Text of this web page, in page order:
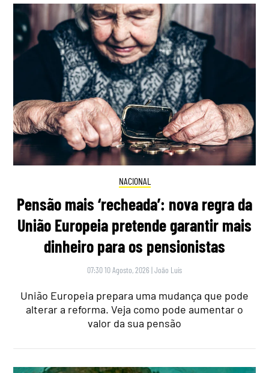
NACIONAL
Pensão mais ‘recheada’: nova regra da
União Europeia pretende garantir mais
dinheiro para os pensionistas
07:30 10 Agosto, 2026 |João Luís
União Europeia prepara uma mudança que pode
alterar a reforma. Veja como pode aumentar o
valor da sua pensão